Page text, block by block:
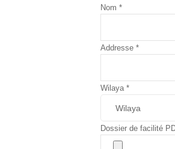
Nom *
Addresse *
Wilaya *
Dossier de facilité